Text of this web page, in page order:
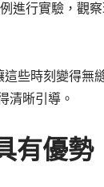
進行實驗，觀
些時刻變得無
清晰引導。
有優勢